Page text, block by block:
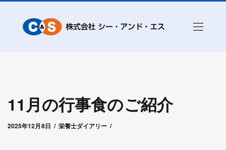
11月の行事食のご紹介
2025年12月8日
2025年12月8日 栄養士ダイアリー
byシー・アンド・エス赤城